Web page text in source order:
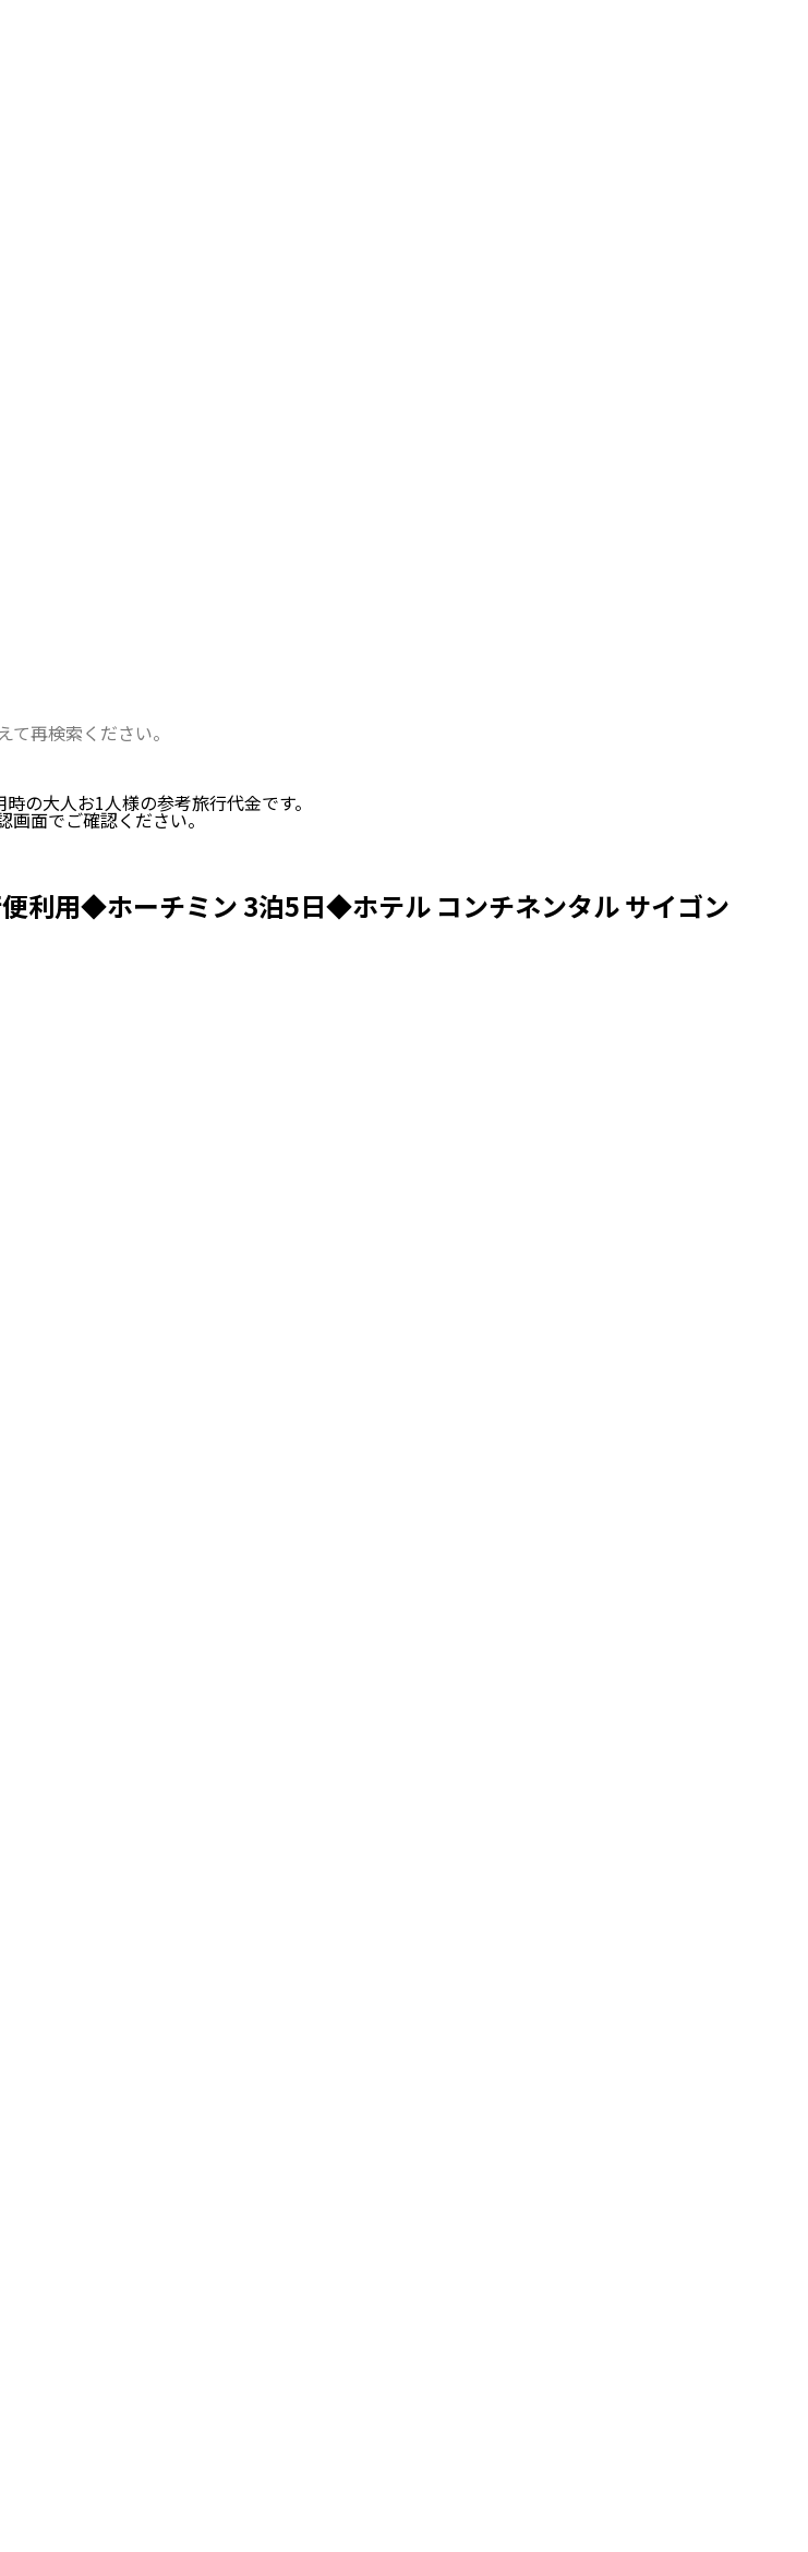
再検索ください。
時の大人お1人様の参考旅行代金です。
画面でご確認ください。
利用◆ホーチミン 3泊5日◆ホテル コンチネンタル サイゴン